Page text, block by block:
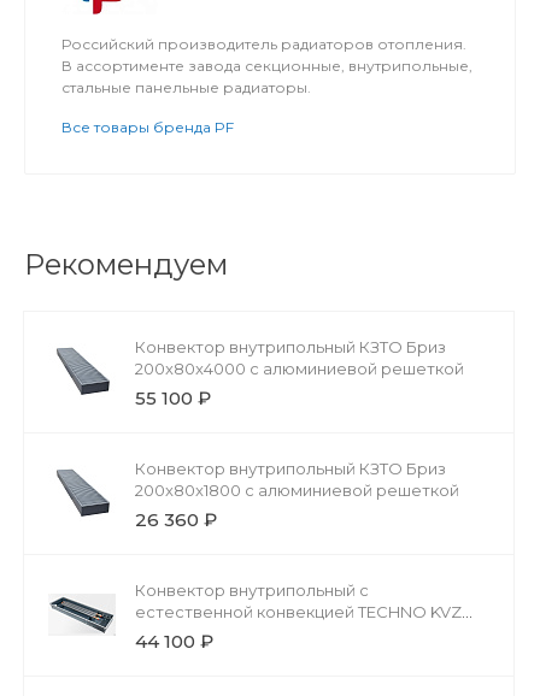
Российский производитель радиаторов отопления.
В ассортименте завода секционные, внутрипольные,
стальные панельные радиаторы.
Все товары бренда PF
Рекомендуем
Конвектор внутрипольный КЗТО Бриз
200x80x4000 с алюминиевой решеткой
55 100 ₽
Конвектор внутрипольный КЗТО Бриз
200x80x1800 с алюминиевой решеткой
26 360 ₽
Конвектор внутрипольный с
естественной конвекцией TECHNO KVZ
200-85-4600 без решетки
44 100 ₽